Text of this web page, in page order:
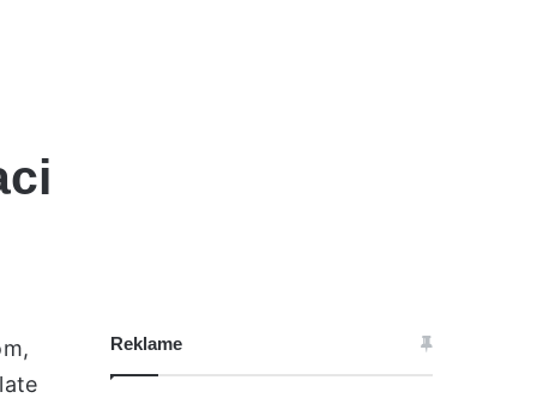
Reklame